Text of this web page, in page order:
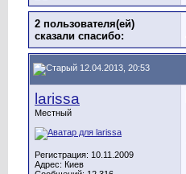
2 пользователя(ей)
сказали cпасибо:
12.04.2013, 20:53
larissa
Местный
Регистрация: 10.11.2009
Адрес: Киев